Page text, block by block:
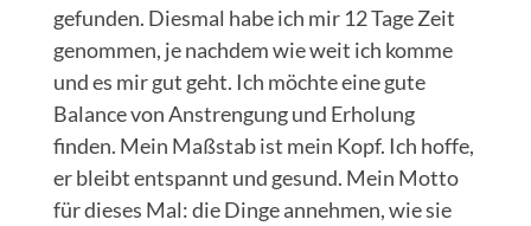
gefunden. Diesmal habe ich mir 12 Tage Zeit
genommen, je nachdem wie weit ich komme
und es mir gut geht. Ich möchte eine gute
Balance von Anstrengung und Erholung
finden. Mein Maßstab ist mein Kopf. Ich hoffe,
er bleibt entspannt und gesund. Mein Motto
für dieses Mal: die Dinge annehmen, wie sie